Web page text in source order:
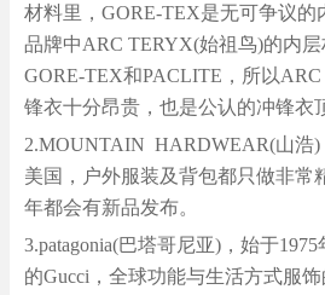
材料里，GORE-TEX是无可争议
品牌中ARC TERYX(始祖鸟)的内
GORE-TEX和PACLITE，所以
锋衣十分昂贵，也是公认的冲锋衣
2.MOUNTAIN HARDWEAR(山浩)
美国，户外服装及背包都只做非常
年都会有新品发布。
3.patagonia(巴塔哥尼亚)，始于
的Gucci，全球功能与生活方式服